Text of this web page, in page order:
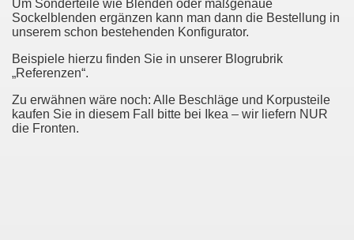
Um Sonderteile wie Blenden oder maßgenaue
Sockelblenden ergänzen kann man dann die Bestellung in
unserem schon bestehenden Konfigurator.
Beispiele hierzu finden Sie in unserer Blogrubrik
„Referenzen“.
Zu erwähnen wäre noch: Alle Beschläge und Korpusteile
kaufen Sie in diesem Fall bitte bei Ikea – wir liefern NUR
die Fronten.